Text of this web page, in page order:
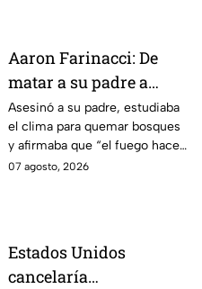
Aaron Farinacci: De
matar a su padre a
provocar incendios
forestales
Asesinó a su padre, estudiaba
el clima para quemar bosques
y afirmaba que “el fuego hace
renacer las cosas”. Esta es la
07 agosto, 2026
Estados Unidos
cancelaría